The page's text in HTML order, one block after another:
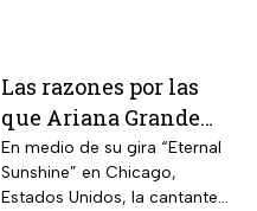
Las razones por las
que Ariana Grande
hará una pausa en su
carrera
En medio de su gira “Eternal
Sunshine” en Chicago,
Estados Unidos, la cantante